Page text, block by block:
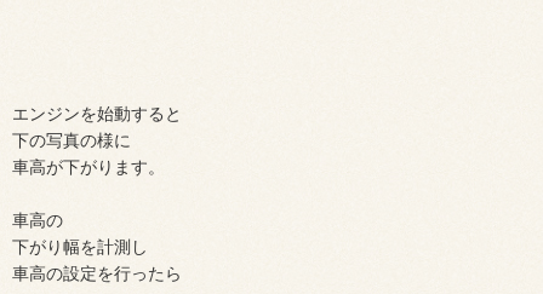
エンジンを始動すると
下の写真の様に
車高が下がります。
車高の
下がり幅を計測し
車高の設定を行ったら